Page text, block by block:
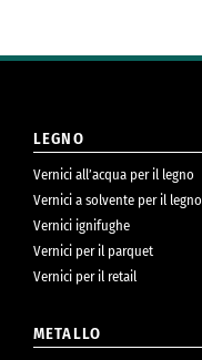
LEGNO
Vernici all’acqua per il legno
Vernici a solvente per il legno
Vernici ignifughe
Vernici per il parquet
Vernici per il retail
METALLO